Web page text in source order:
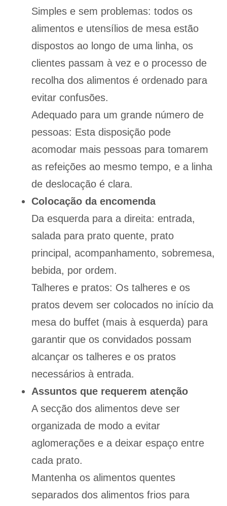
Simples e sem problemas: todos os
alimentos e utensílios de mesa estão
dispostos ao longo de uma linha, os
clientes passam à vez e o processo de
recolha dos alimentos é ordenado para
evitar confusões.
Adequado para um grande número de
pessoas: Esta disposição pode
acomodar mais pessoas para tomarem
as refeições ao mesmo tempo, e a linha
de deslocação é clara.
Colocação da encomenda
Da esquerda para a direita: entrada,
salada para prato quente, prato
principal, acompanhamento, sobremesa,
bebida, por ordem.
Talheres e pratos: Os talheres e os
pratos devem ser colocados no início da
mesa do buffet (mais à esquerda) para
garantir que os convidados possam
alcançar os talheres e os pratos
necessários à entrada.
Assuntos que requerem atenção
A secção dos alimentos deve ser
organizada de modo a evitar
aglomerações e a deixar espaço entre
cada prato.
Mantenha os alimentos quentes
separados dos alimentos frios para